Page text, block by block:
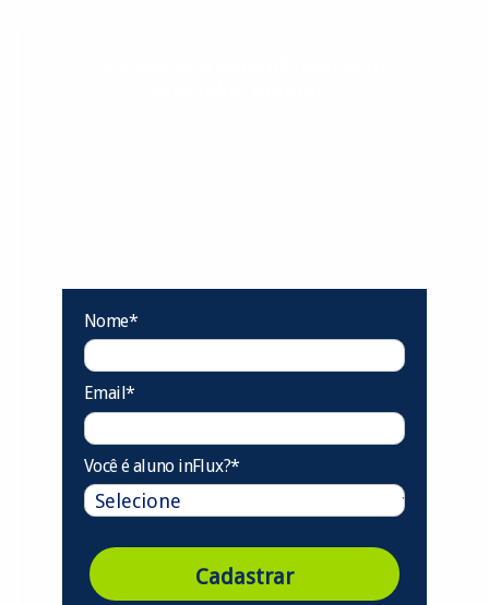
Nome*
Email*
Você é aluno inFlux?*
Cadastrar